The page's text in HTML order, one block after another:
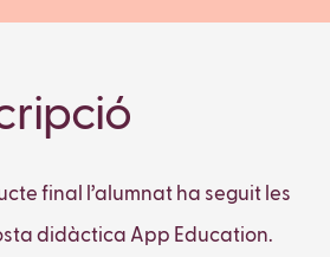
final l’alumnat ha seguit les
didàctica App Education.